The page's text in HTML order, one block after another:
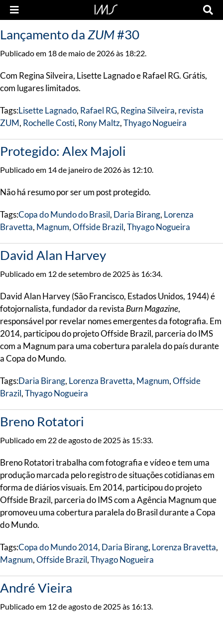
Lançamento daZUM#30
Publicado em 18 de maio de 2026 às 18:22.
Com Regina Silveira, Lisette Lagnado e Rafael RG. Grátis,
com lugares limitados.
Tags:Lisette Lagnado, Rafael RG, Regina Silveira, revista
ZUM, Rochelle Costi, Rony Maltz,Thyago Nogueira
Protegido: Alex Majoli
Publicado em 14 de janeiro de 2026 às 12:10.
Não há resumo por ser um post protegido.
Tags:Copa do Mundo do Brasil, Daria Birang, Lorenza
Bravetta, Magnum,Offside Brazil,Thyago Nogueira
David Alan Harvey
Publicado em 12 de setembro de 2025 às 16:34.
David Alan Harvey (São Francisco, Estados Unidos, 1944) é
fotojornalista, fundador da revista Burn Magazine,
responsável por revelar nomes emergentes da fotografia. Em
2014, participou do projeto Offside Brazil, parceria do IMS
com a Magnum para uma cobertura paralela do país durante
a Copa do Mundo.
Tags:Daria Birang, Lorenza Bravetta, Magnum,Offside
Brazil,Thyago Nogueira
Breno Rotatori
Publicado em 22 de agosto de 2025 às 15:33.
Breno Rotatori trabalha com fotografia e vídeo e tem uma
produção marcada pelo registro de situações cotidianas em
forma de diários visuais. Em 2014, participou do projeto
Offside Brazil, parceria do IMS com a Agência Magnum que
promoveu uma cobertura paralela do Brasil durante a Copa
do Mundo.
Tags:Copa do Mundo 2014, Daria Birang, Lorenza Bravetta,
Magnum,Offside Brazil,Thyago Nogueira
André Vieira
Publicado em 12 de agosto de 2025 às 16:13.